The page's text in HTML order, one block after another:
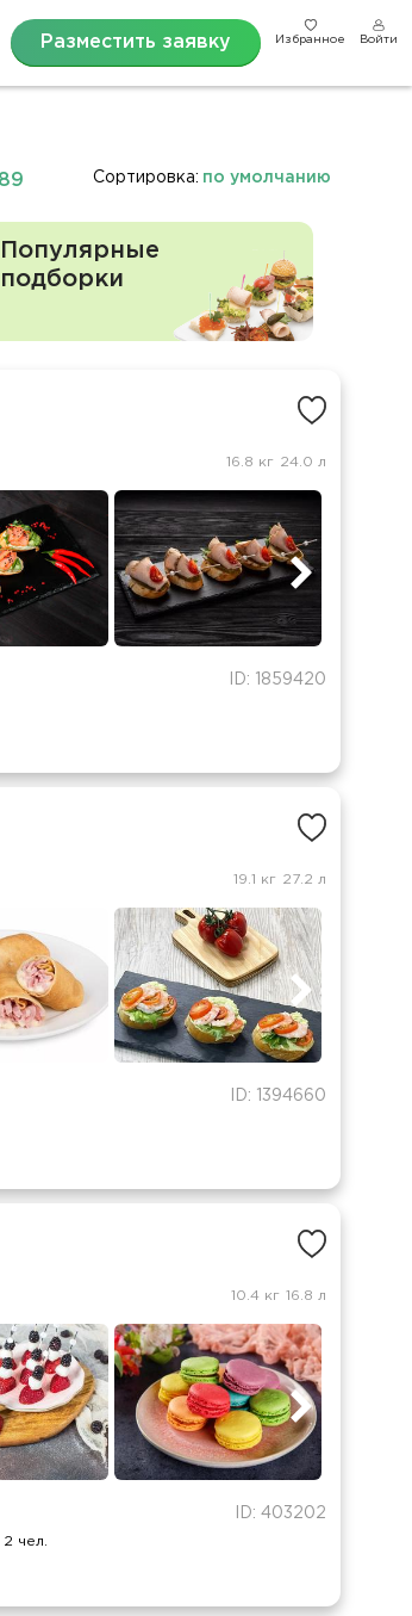
Разместить заявку Избранное Войти
Сортировка: по умолчанию
Популярные
подборки
16.8 кг 24.0 л
ID: 1859420
19.1 кг 27.2 л
ID: 1394660
10.4 кг 16.8 л
ID: 403202
чел.